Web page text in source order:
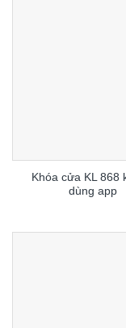
Khóa cửa KL 868
dùng app